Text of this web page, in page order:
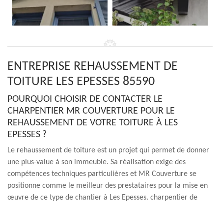
ENTREPRISE REHAUSSEMENT DE
TOITURE LES EPESSES 85590
POURQUOI CHOISIR DE CONTACTER LE
CHARPENTIER MR COUVERTURE POUR LE
REHAUSSEMENT DE VOTRE TOITURE À LES
EPESSES ?
Le rehaussement de toiture est un projet qui permet de donner
une plus-value à son immeuble. Sa réalisation exige des
compétences techniques particulières et MR Couverture se
positionne comme le meilleur des prestataires pour la mise en
œuvre de ce type de chantier à Les Epesses. charpentier de